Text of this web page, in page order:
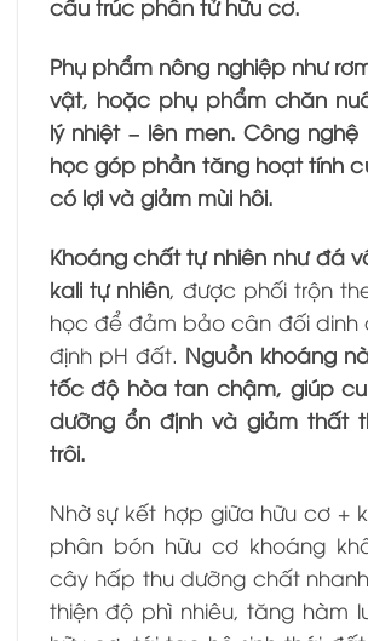
cấu trúc phân tử hữu cơ.
Phụ phẩm nông nghiệp như
vật, hoặc phụ phẩm chăn
lý nhiệt – lên men. Công nghệ
học góp phần tăng hoạt tính
có lợi và giảm mùi hôi.
Khoáng chất tự nhiên như đá
kali tự nhiên, được phối trộn
học để đảm bảo cân đối dinh
định pH đất. Nguồn khoáng
tốc độ hòa tan chậm, giúp
dưỡng ổn định và giảm thất
trôi.
Nhờ sự kết hợp giữa hữu cơ +
phân bón hữu cơ khoáng
cây hấp thu dưỡng chất
thiện độ phì nhiêu, tăng hàm